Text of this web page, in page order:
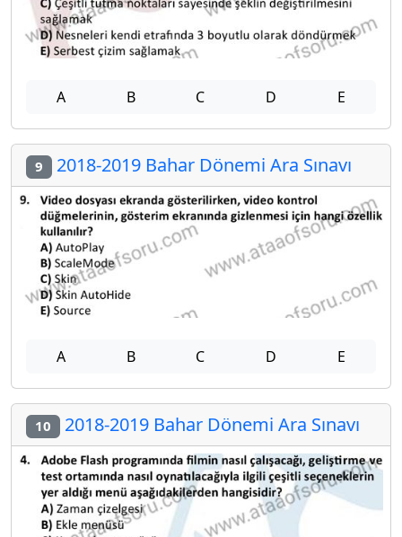
A B C D E
9 2018-2019 Bahar Dönemi Ara Sınavı
A B C D E
10 2018-2019 Bahar Dönemi Ara Sınavı